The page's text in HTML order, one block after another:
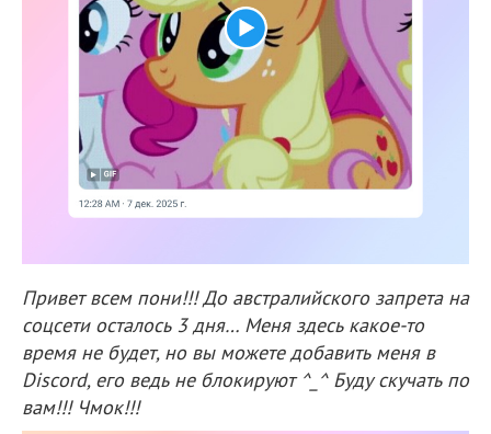
Привет всем пони!!! До австралийского запрета на
соцсети осталось 3 дня… Меня здесь какое-то
время не будет, но вы можете добавить меня в
Discord, его ведь не блокируют ^_^ Буду скучать по
вам!!! Чмок!!!